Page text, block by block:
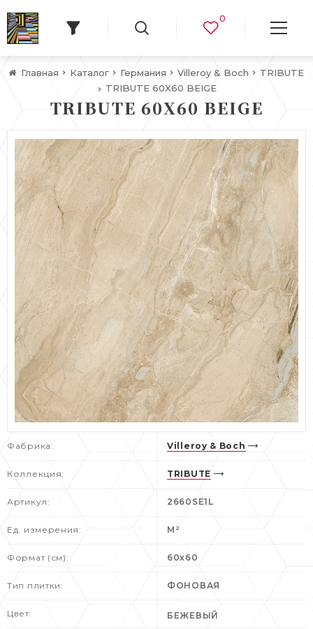
0
Главная Каталог Германия Villeroy & Boch
TRIBUTE
TRIBUTE 60X60 BEIGE
TRIBUTE 60X60 BEIGE
Фабрика: Villeroy & Boch
Коллекция: TRIBUTE
Артикул: 2660SE1L
Ед. измерения: М²
Формат (см): 60x60
Тип плитки: ФОНОВАЯ
Цвет: БЕЖЕВЫЙ